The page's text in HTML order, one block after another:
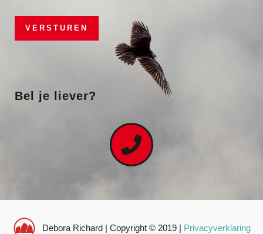
VERSTUREN
Bel je liever?
Debora Richard | Copyright © 2019 | Privacyverklaring